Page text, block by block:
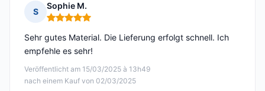
S
Sophie M.
Hinweis: 5 von 5
Veröffentlicht am 15/03/2025 à 13h49
nach einem Kauf von 02/03/2025
Sehr gutes Material. Die Lieferung erfolgt schnell. Ich
empfehle es sehr!